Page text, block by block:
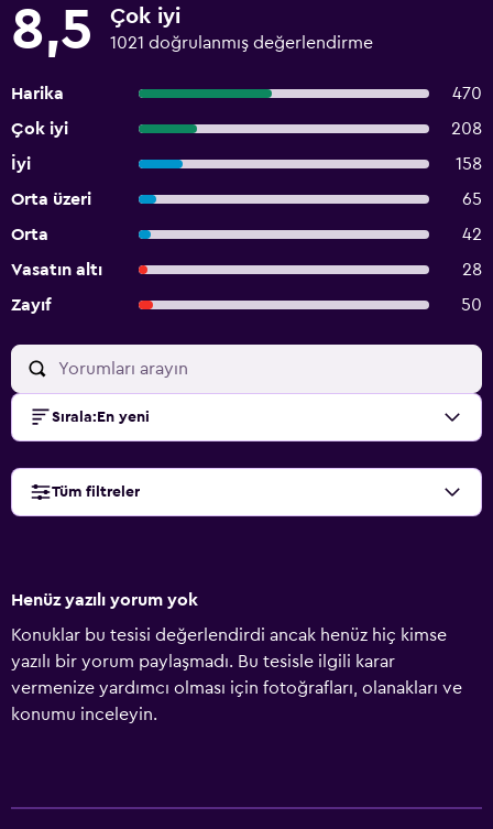
8,5 Çok iyi
1021 doğrulanmış değerlendirme
Harika
470
Çok iyi
208
İyi
158
Orta üzeri
65
Orta
42
Vasatın altı
28
Zayıf
50
Sırala: En yeni
Tüm filtreler
Henüz yazılı yorum yok
Konuklar bu tesisi değerlendirdi ancak henüz hiç kimse
yazılı bir yorum paylaşmadı. Bu tesisle ilgili karar
vermenize yardımcı olması için fotoğrafları, olanakları ve
konumu inceleyin.